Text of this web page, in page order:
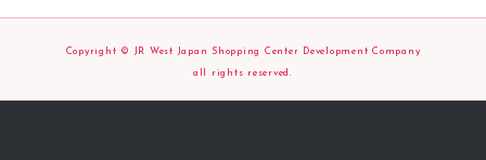
Copyright © JR West Japan Shopping Center Development Company
all rights reserved.